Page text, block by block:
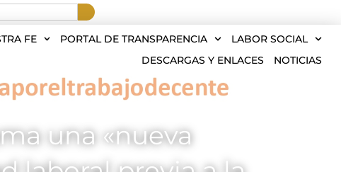
FE PORTAL DE TRANSPARENCIA
LABOR SOCIAL
DESCARGAS Y ENLACES
NOTICIAS
una «nueva